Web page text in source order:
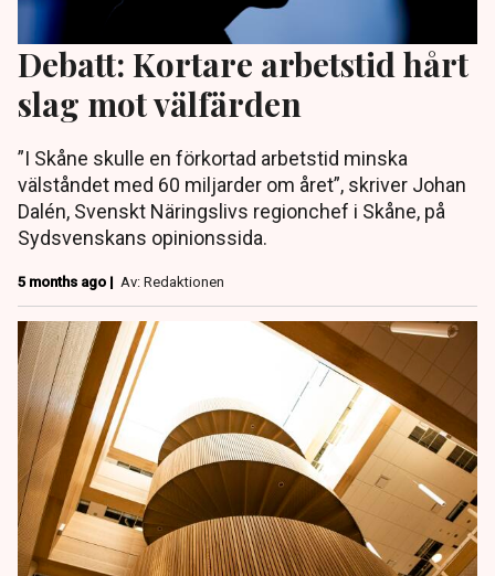
Debatt: Kortare arbetstid hårt
slag mot välfärden
”I Skåne skulle en förkortad arbetstid minska
välståndet med 60 miljarder om året”, skriver Johan
Dalén, Svenskt Näringslivs regionchef i Skåne, på
Sydsvenskans opinionssida.
5 months ago | Av: Redaktionen